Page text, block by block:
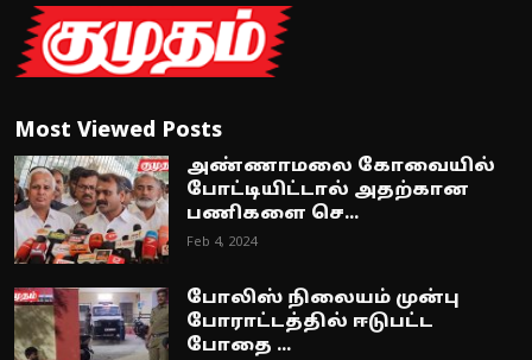
Most Viewed Posts
அண்ணாமலை கோவையில்
போட்டியிட்டால் அதற்கான
பணிகளை செ...
Feb 4, 2024
போலிஸ் நிலையம் முன்பு
போராட்டத்தில் ஈடுபட்ட
போதை ...